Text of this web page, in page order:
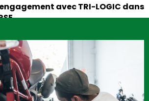
avec TRI-LOGIC dans